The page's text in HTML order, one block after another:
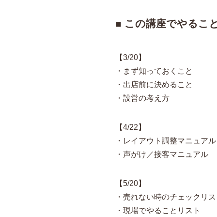
■ この講座でやるこ
【3/20】
・まず知っておくこと
・出店前に決めること
・設営の考え方
【4/22】
・レイアウト調整マニュアル
・声がけ／接客マニュアル
【5/20】
・売れない時のチェックリ
・現場でやることリスト